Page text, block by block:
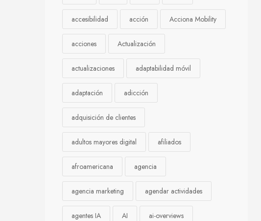
accesibilidad acción Acciona Mobility
acciones Actualización
actualizaciones adaptabilidad móvil
adaptación adicción
adquisición de clientes
adultos mayores digital afiliados
afroamericana agencia
agencia marketing agendar actividades
agentes IA AI ai-overviews